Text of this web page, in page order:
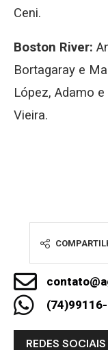
Ceni.
Boston River:
Bortagaray e
López, Adamo e
Vieira.
REDES SOCIAIS